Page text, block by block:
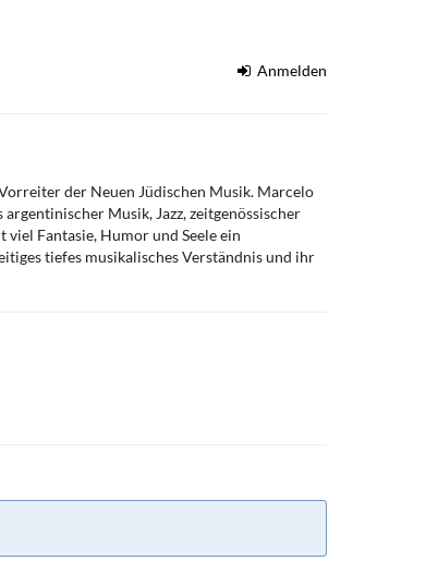
Anmelden
der Neuen Jüdischen Musik. Marcelo
Musik, Jazz, zeitgenössischer
Fantasie, Humor und Seele ein
tiefes musikalisches Verständnis und ihr